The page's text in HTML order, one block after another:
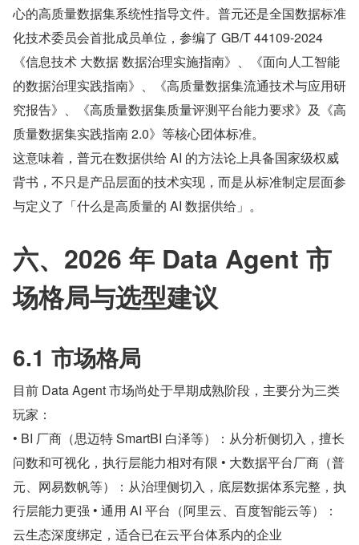
心的高质量数据集系统性指导文件。普元还是全国数据标准
化技术委员会首批成员单位，参编了 GB/T 44109-2024
《信息技术 大数据 数据治理实施指南》、《面向人工智能
的数据治理实践指南》、《高质量数据集流通技术与应用研
究报告》、《高质量数据集质量评测平台能力要求》及《高
质量数据集实践指南 2.0》等核心团体标准。
这意味着，普元在数据供给 AI 的方法论上具备国家级权威
背书，不只是产品层面的技术实现，而是从标准制定层面参
与定义了「什么是高质量的 AI 数据供给」。
六、2026 年 Data Agent 市
场格局与选型建议
6.1 市场格局
目前 Data Agent 市场尚处于早期成熟阶段，主要分为三类
玩家：
• BI 厂商（思迈特 SmartBI 白泽等）：从分析侧切入，擅长
问数和可视化，执行层能力相对有限 • 大数据平台厂商（普
元、网易数帆等）：从治理侧切入，底层数据体系完整，执
行层能力更强 • 通用 AI 平台（阿里云、百度智能云等）：
云生态深度绑定，适合已在云平台体系内的企业